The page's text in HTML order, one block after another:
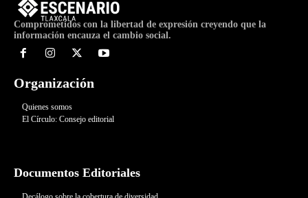
Comprometidos con la libertad de expresión creyendo que la
información encauza el cambio social.
Organización
Quienes somos
El Círculo: Consejo editorial
Documentos Editoriales